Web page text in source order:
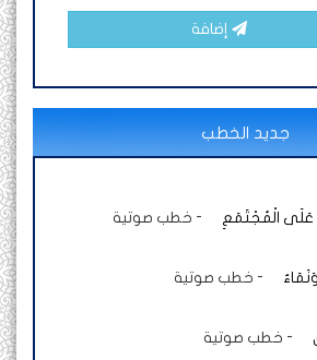
إضافة
جديد الخطب
عَلَى الْمُجْتَمَعِ -خطب صوتية
-خطب صوتية
-خطب صوتية